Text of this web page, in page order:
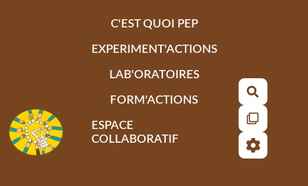
C'EST QUOI PEP
EXPERIMENT'ACTIONS
LAB'ORATOIRES
FORM'ACTIONS
ESPACE
COLLABORATIF